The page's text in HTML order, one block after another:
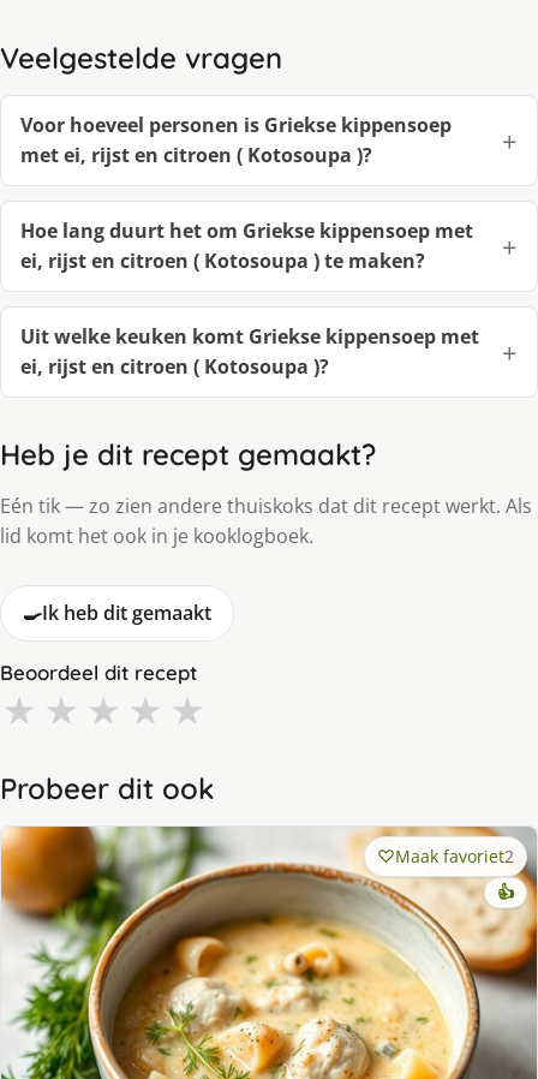
Veelgestelde vragen
Voor hoeveel personen is Griekse kippensoep
met ei, rijst en citroen ( Kotosoupa )?
Hoe lang duurt het om Griekse kippensoep met
ei, rijst en citroen ( Kotosoupa ) te maken?
Uit welke keuken komt Griekse kippensoep met
ei, rijst en citroen ( Kotosoupa )?
Heb je dit recept gemaakt?
Eén tik — zo zien andere thuiskoks dat dit recept werkt. Als
lid komt het ook in je kooklogboek.
🍳Ik heb dit gemaakt
Beoordeel dit recept
★ ★ ★ ★ ★
Probeer dit ook
Maak favoriet2
👍